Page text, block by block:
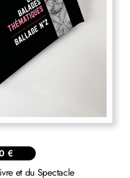
€
et du Spectacle